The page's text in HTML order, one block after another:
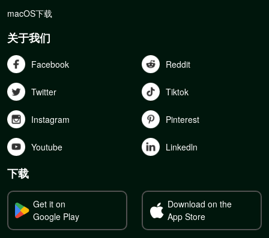
macOS下载
关于我们
Facebook Reddit
Twitter Tiktok
Instagram Pinterest
Youtube Linkedln
下载
Get it on
Google Play
Download on the
App Store